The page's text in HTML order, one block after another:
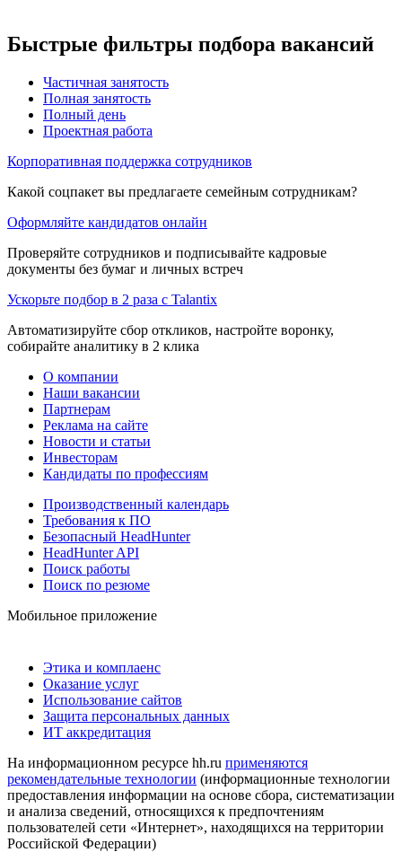
Быстрые фильтры подбора вакансий
Частичная занятость
Полная занятость
Полный день
Проектная работа
Корпоративная поддержка сотрудников
Какой соцпакет вы предлагаете семейным сотрудникам?
Оформляйте кандидатов онлайн
Проверяйте сотрудников и подписывайте кадровые
документы без бумаг и личных встреч
Ускорьте подбор в 2 раза с Talantix
Автоматизируйте сбор откликов, настройте воронку,
собирайте аналитику в 2 клика
О компании
Наши вакансии
Партнерам
Реклама на сайте
Новости и статьи
Инвесторам
Кандидаты по профессиям
Производственный календарь
Требования к ПО
Безопасный HeadHunter
HeadHunter API
Поиск работы
Поиск по резюме
Мобильное приложение
Этика и комплаенс
Оказание услуг
Использование сайтов
Защита персональных данных
ИТ аккредитация
На информационном ресурсе hh.ru применяются
рекомендательные технологии (информационные технологии
предоставления информации на основе сбора, систематизации
и анализа сведений, относящихся к предпочтениям
пользователей сети «Интернет», находящихся на территории
Российской Федерации)